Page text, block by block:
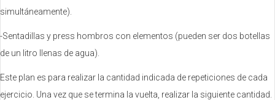
simultáneamente).
-Sentadillas y press hombros con elementos (pueden ser dos botellas
de un litro llenas de agua).
Este plan es para realizar la cantidad indicada de repeticiones de cada
ejercicio. Una vez que se termina la vuelta, realizar la siguiente cantidad.